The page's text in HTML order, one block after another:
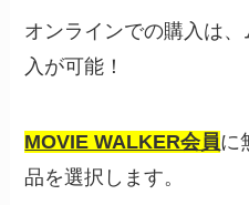
オンラインでの購入は
入が可能！
MOVIE WALKER会員に
品を選択します。